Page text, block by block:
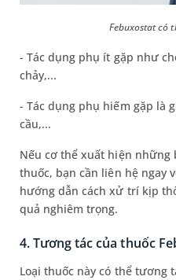
Febuxostat có
- Tác dụng phụ ít gặp như
chảy,...
- Tác dụng phụ hiếm gặp là
cầu,...
Nếu cơ thể xuất hiện
thuốc, bạn cần liên hệ ngay
hướng dẫn cách xử trí kịp
quả nghiêm trọng.
4. Tương tác của thuốc
Loại thuốc này có thể tương